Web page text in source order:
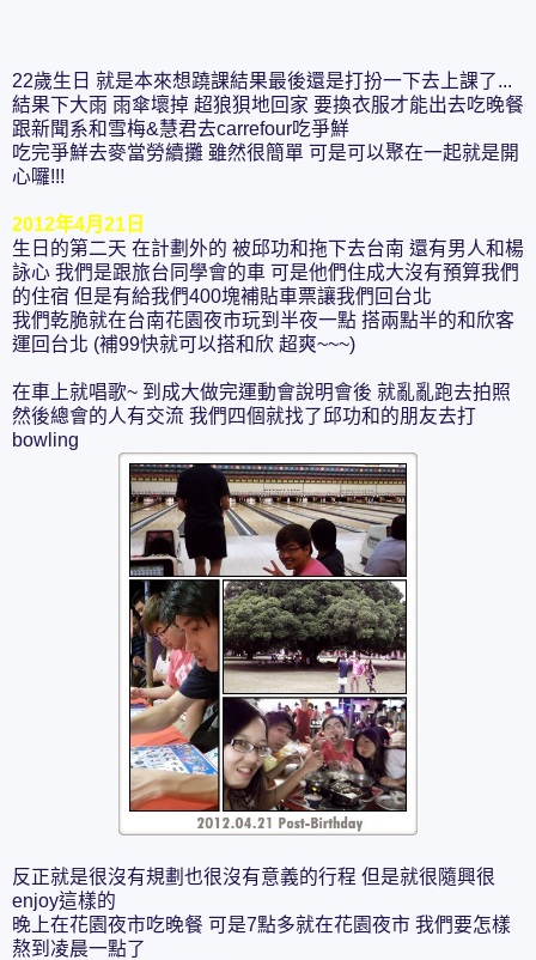
22歲生日 就是本來想蹺課結果最後還是打扮一下去上課了...
結果下大雨 雨傘壞掉 超狼狽地回家 要換衣服才能出去吃晚餐
跟新聞系和雪梅&慧君去carrefour吃爭鮮
吃完爭鮮去麥當勞續攤 雖然很簡單 可是可以聚在一起就是開
心囉!!!
2012年4月21日
生日的第二天 在計劃外的 被邱功和拖下去台南 還有男人和楊
詠心 我們是跟旅台同學會的車 可是他們住成大沒有預算我們
的住宿 但是有給我們400塊補貼車票讓我們回台北
我們乾脆就在台南花園夜市玩到半夜一點 搭兩點半的和欣客
運回台北 (補99快就可以搭和欣 超爽~~~)
在車上就唱歌~ 到成大做完運動會說明會後 就亂亂跑去拍照
然後總會的人有交流 我們四個就找了邱功和的朋友去打
bowling
反正就是很沒有規劃也很沒有意義的行程 但是就很隨興很
enjoy這樣的
晚上在花園夜市吃晚餐 可是7點多就在花園夜市 我們要怎樣
熬到凌晨一點了